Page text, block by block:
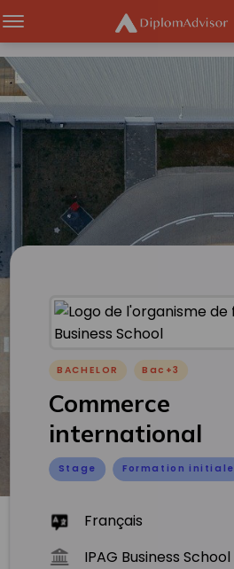
BACHELOR Bac+3
Commerce
international
Stage Formation initiale
Français
IPAG Business School